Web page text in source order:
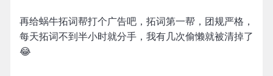
再给蜗牛拓词帮打个广告吧，拓词第一帮，团规严格，
每天拓词不到半小时就分手，我有几次偷懒就被清掉了
😂